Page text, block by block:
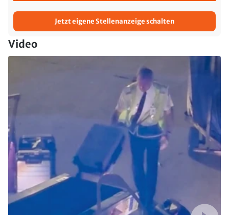
Jetzt eigene Stellenanzeige schalten
Video